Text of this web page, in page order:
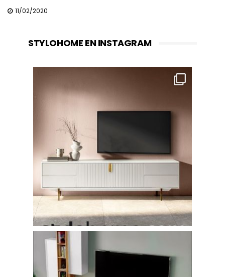
11/02/2020
STYLOHOME EN INSTAGRAM